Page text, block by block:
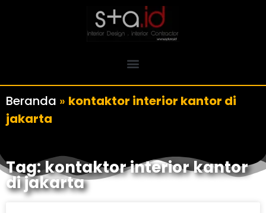
Beranda » kontaktor interior kantor di
jakarta
Tag: kontaktor interior kantor
di jakarta